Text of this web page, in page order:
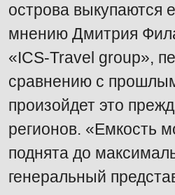
острова выкупаются
мнению Дмитрия
«ICS-Travel group»,
сравнению с
произойдет это
регионов. «Емкость
поднята до
генеральный